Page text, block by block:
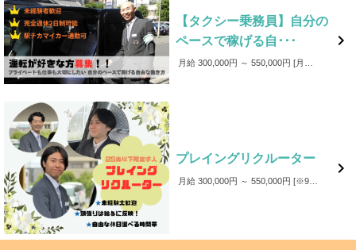
【タクシー乗務員】自分の
ペースで稼げる自･･･
月給 300,000円 ～ 550,000円 月給＋成果給あり 【賞与あり】 年3回 【成果給あり】 売上に応じて、基本給に加え成果給（売上の42%程度）を支給。 当社はご予約やアプリでの配車が多く、新人のドライバーにも安定してお仕事をお任せできるので、１年目からベテランと同様の給与を得ることができます。 【手当】 皆勤手当・回数手当・家族手当・資格手当・役職手当など 【事故補償】 万が一事故が発生した場合、事故費用は会社が負担します。 【保証給あり】 入社後最大１年間は保証給制度あり！ ※規定がございます 保証給のある期間にお仕事に慣れていただくことや、接客・運転技術向上に集中して取り組んでいただくことが可能です。

プレイングリクルーター
月給 300,000円 ～ 550,000円 ※98％が未経験者で平均月収38万円以上！ ※安心の給与保障制度あり （乗務開始から最大12ヶ月／個人の業績により総額が保障給を超える場合は全額支給） ■収入例 ・初年度平均年収535万円 ・全社員平均年収557万円 ※研修期間中は月給209,300円～ 研修期間約42日間 L 2種免許取得（最大10日間） L 基礎研修（18日間） ・運転・警備・介護など L タクシー協会（4日間） ・名古屋の地理講習 L 乗車指導（12日間） ・指導員が横に乗り実務訓練 【各種手当（規定）】 ・残業代 ・資格手当 ・回数手当 ・距離手当 ・資格手当 ・皆勤手当 ・家族手当 （扶養家族：1人2,000円／2人1,500円／3人1,500円 ※各月額） ・役職手当 【賞与】 年3回
